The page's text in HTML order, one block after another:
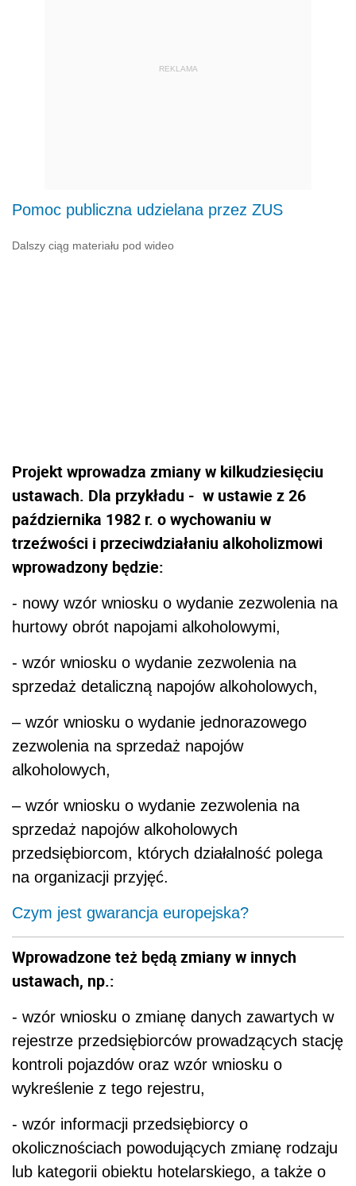
REKLAMA
Pomoc publiczna udzielana przez ZUS
Dalszy ciąg materiału pod wideo
Projekt wprowadza zmiany w kilkudziesięciu
ustawach. Dla przykładu - w ustawie z 26
października 1982 r. o wychowaniu w
trzeźwości i przeciwdziałaniu alkoholizmowi
wprowadzony będzie:
- nowy wzór wniosku o wydanie zezwolenia na
hurtowy obrót napojami alkoholowymi,
- wzór wniosku o wydanie zezwolenia na
sprzedaż detaliczną napojów alkoholowych,
– wzór wniosku o wydanie jednorazowego
zezwolenia na sprzedaż napojów
alkoholowych,
– wzór wniosku o wydanie zezwolenia na
sprzedaż napojów alkoholowych
przedsiębiorcom, których działalność polega
na organizacji przyjęć.
Czym jest gwarancja europejska?
Wprowadzone też będą zmiany w innych
ustawach, np.:
- wzór wniosku o zmianę danych zawartych w
rejestrze przedsiębiorców prowadzących stację
kontroli pojazdów oraz wzór wniosku o
wykreślenie z tego rejestru,
- wzór informacji przedsiębiorcy o
okolicznościach powodujących zmianę rodzaju
lub kategorii obiektu hotelarskiego, a także o